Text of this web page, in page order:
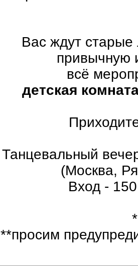
Вас ждут
привычную
всё
детская
Танцевальный
(Москва,
Вход -
**просим